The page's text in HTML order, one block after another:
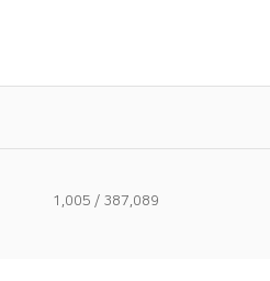
1,005 / 387,089